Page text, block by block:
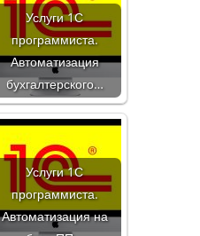
Услуги 1С
программиста.
Автоматизация
бухгалтерского…
Услуги 1С
программиста.
Автоматизация на